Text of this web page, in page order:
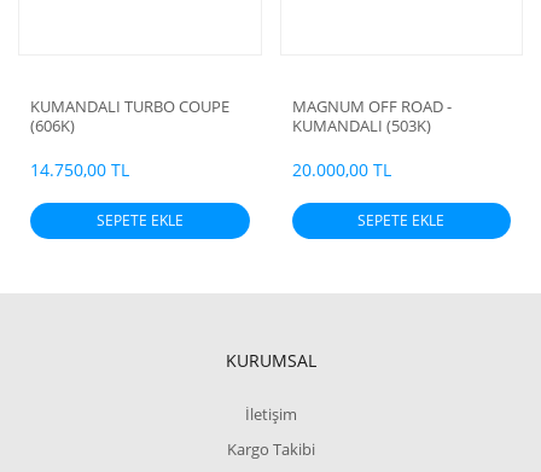
KUMANDALI TURBO COUPE
(606K)
14.750,00 TL
SEPETE EKLE
MAGNUM OFF ROAD -
KUMANDALI (503K)
20.000,00 TL
SEPETE EKLE
KURUMSAL
İletişim
Kargo Takibi